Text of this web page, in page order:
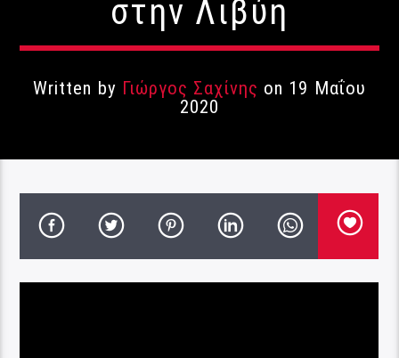
στην Λιβύη
Written by Γιώργος Σαχίνης on 19 Μαΐου
2020